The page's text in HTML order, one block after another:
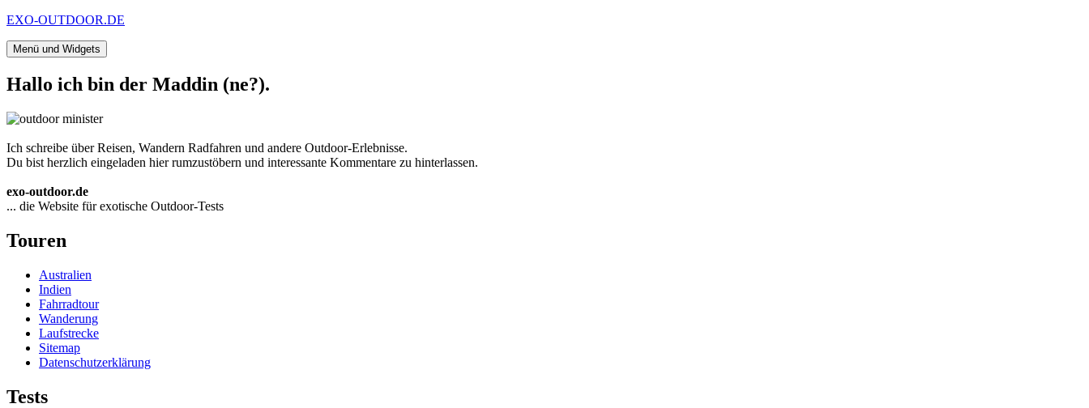
Zum
springen
EXO-OUTDOOR.DE
Menü und Widgets
Hallo ich bin der Maddin (ne?).
Ich schreibe über Reisen, Wandern Radfahren und andere Outdoor-Erlebnisse.
Du bist herzlich eingeladen hier rumzustöbern und interessante Kommentare zu hinterlassen.
exo-outdoor.de
... die Website für exotische Outdoor-Tests
Touren
Australien
Indien
Fahrradtour
Wanderung
Laufstrecke
Sitemap
Datenschutzerklärung
Tests